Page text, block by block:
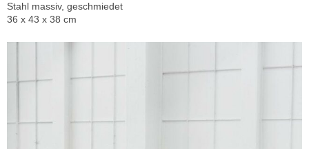
Stahl massiv, geschmiedet
36 x 43 x 38 cm